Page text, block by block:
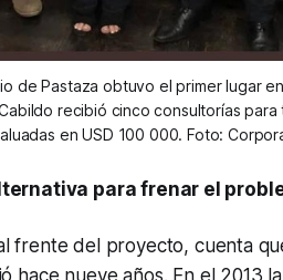
de Pastaza obtuvo el primer lugar
recibió cinco consultorías
en USD 100 000. Foto:
para frenar el
frente del proyecto, cuenta
hace nueve años. En el 2013